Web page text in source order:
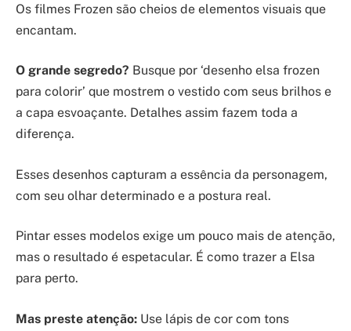
Os filmes Frozen são cheios de elementos visuais que
encantam.
O grande segredo? Busque por ‘desenho elsa frozen
para colorir’ que mostrem o vestido com seus brilhos e
a capa esvoaçante. Detalhes assim fazem toda a
diferença.
Esses desenhos capturam a essência da personagem,
com seu olhar determinado e a postura real.
Pintar esses modelos exige um pouco mais de atenção,
mas o resultado é espetacular. É como trazer a Elsa
para perto.
Mas preste atenção: Use lápis de cor com tons